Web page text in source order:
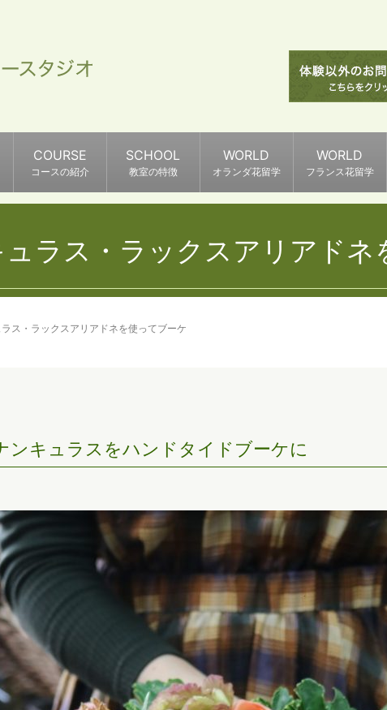
COURSE
コースの紹介
SCHOOL
教室の特徴
WORLD
オランダ花留学
WORLD
フランス花留学
ラス・ラックスアリアドネ
ス・ラックスアリアドネを使ってブーケ
ンキュラスをハンドタイドブーケに